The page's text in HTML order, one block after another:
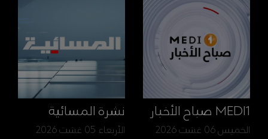
MEDI1 صباح الأخبار
الخميس 06 غشت 2026
نشرة المسائية
الأربعاء 05 غشت 2026